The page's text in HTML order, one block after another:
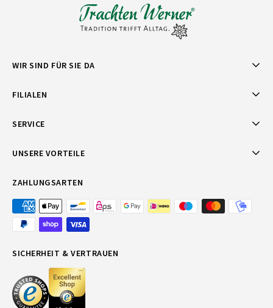
WIR SIND FÜR SIE DA
FILIALEN
SERVICE
UNSERE VORTEILE
ZAHLUNGSARTEN
SICHERHEIT & VERTRAUEN